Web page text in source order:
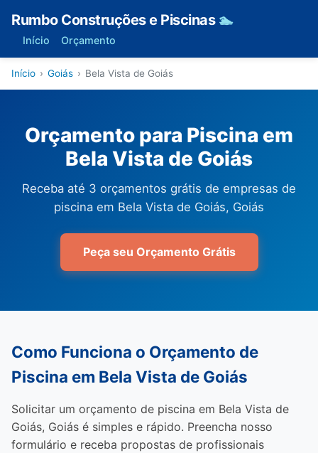
Rumbo Construções e Piscinas 🏊
Início Orçamento
Início › Goiás › Bela Vista de Goiás
Orçamento para Piscina em
Bela Vista de Goiás
Receba até 3 orçamentos grátis de empresas de
piscina em Bela Vista de Goiás, Goiás
Peça seu Orçamento Grátis
Como Funciona o Orçamento de
Piscina em Bela Vista de Goiás
Solicitar um orçamento de piscina em Bela Vista de
Goiás, Goiás é simples e rápido. Preencha nosso
formulário e receba propostas de profissionais